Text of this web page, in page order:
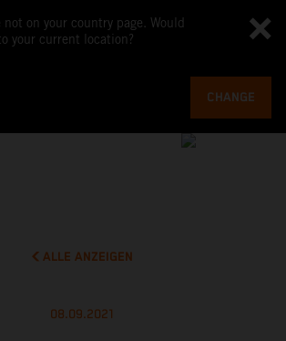
not on your country page. Would
your current location?
CHANGE
ALLE ANZEIGEN
08.09.2021